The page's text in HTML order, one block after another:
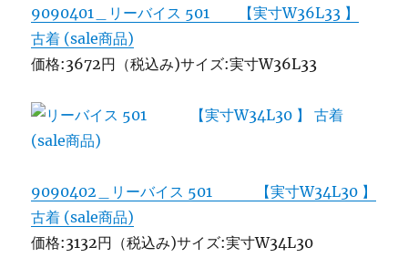
9090401＿リーバイス 501 【実寸W36L33 】
古着 (sale商品)
価格:3672円（税込み)サイズ:実寸W36L33
9090402＿リーバイス 501 【実寸W34L30 】
古着 (sale商品)
価格:3132円（税込み)サイズ:実寸W34L30